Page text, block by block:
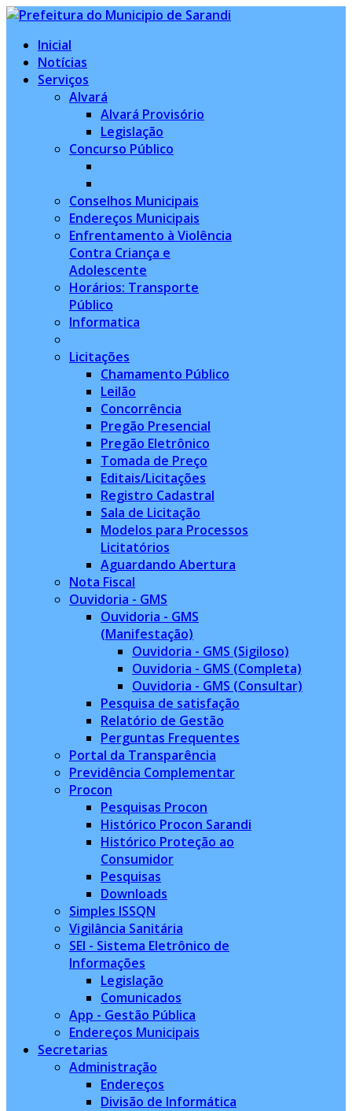
Inicial
Notícias
Serviços
Alvará
Alvará Provisório
Legislação
Concurso Público
Conselhos Municipais
Endereços Municipais
Enfrentamento à Violência
Contra Criança e
Adolescente
Horários: Transporte
Público
Informatica
Licitações
Chamamento Público
Leilão
Concorrência
Pregão Presencial
Pregão Eletrônico
Tomada de Preço
Editais/Licitações
Registro Cadastral
Sala de Licitação
Modelos para Processos
Licitatórios
Aguardando Abertura
Nota Fiscal
Ouvidoria - GMS
Ouvidoria - GMS
(Manifestação)
Ouvidoria - GMS (Sigiloso)
Ouvidoria - GMS (Completa)
Ouvidoria - GMS (Consultar)
Pesquisa de satisfação
Relatório de Gestão
Perguntas Frequentes
Portal da Transparência
Previdência Complementar
Procon
Pesquisas Procon
Histórico Procon Sarandi
Histórico Proteção ao
Consumidor
Pesquisas
Downloads
Simples ISSQN
Vigilância Sanitária
SEI - Sistema Eletrônico de
Informações
Legislação
Comunicados
App - Gestão Pública
Endereços Municipais
Secretarias
Administração
Endereços
Divisão de Informática